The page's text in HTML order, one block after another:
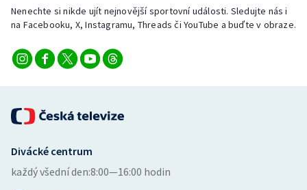
Veslování
Vodní slalom
Ostatní
Nenechte si nikde ujít nejnovější sportovní události. Sledujte nás i
na Facebooku, X, Instagramu, Threads či YouTube a buďte v obraze.
Divácké centrum
každý všední den:8:00—16:00 hodin